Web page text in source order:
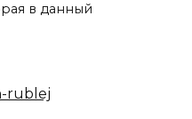
в данный